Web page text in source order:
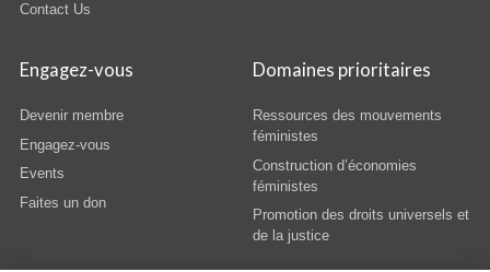
Contact Us
Engagez-vous
Devenir membre
Engagez-vous
Events
Faites un don
Domaines prioritaires
Ressources des mouvements
féministes
Construction d’économies
féministes
Promotion des droits universels et
de la justice